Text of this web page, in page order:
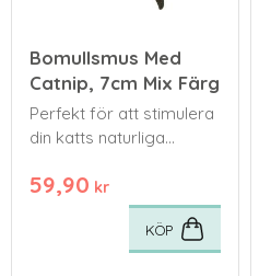
Bomullsmus Med
Catnip, 7cm Mix Färg
Perfekt för att stimulera
din katts naturliga
59,90 kr
KÖP